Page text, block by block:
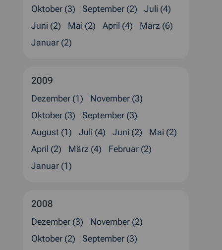
Oktober (3)
September (2)
Juli (4)
Juni (2)
Mai (2) April (4)
März (6)
Januar (2)
2009
Dezember (1)
November (3)
Oktober (3)
September (3)
August (1)
Juli (4) Juni (2)
Mai (2)
April (2)
März (4)
Februar (2)
Januar (1)
2008
Dezember (3)
November (2)
Oktober (2)
September (3)